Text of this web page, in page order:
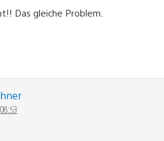
Das gleiche Problem.